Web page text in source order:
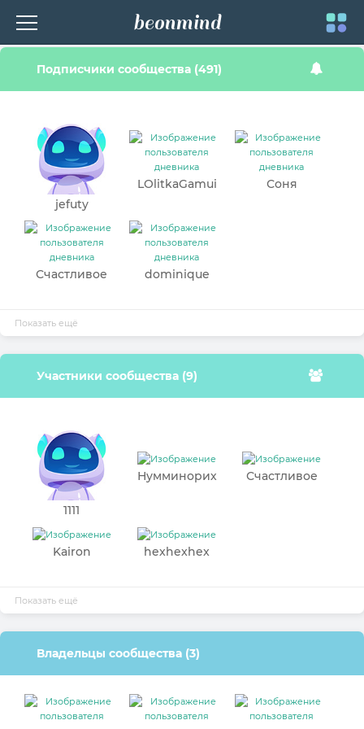
Toggle
beonmind
Подписчики сообщества (491)
jefuty
LOlitkaGamui Соня
Счастливое
dominique
Показать ещё
Участники сообщества (9)
1111
Нумминорих
Счастливое
Kairon hexhexhex
Показать ещё
Владельцы сообщества (3)